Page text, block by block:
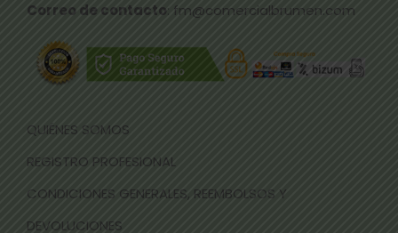
Correo de contacto: fm@comercialbrumen.com
QUIÉNES SOMOS
REGISTRO PROFESIONAL
CONDICIONES GENERALES, REEMBOLSOS Y
DEVOLUCIONES